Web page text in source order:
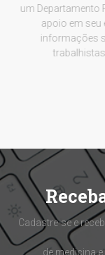
um
apoio em seu
informações
Cadastre-se e
de medicina